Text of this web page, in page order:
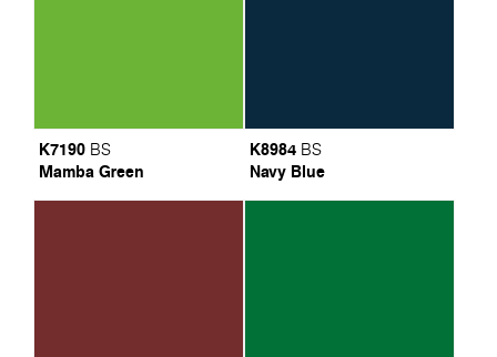
K7190 BS
Mamba Green
K8984 BS
Navy Blue